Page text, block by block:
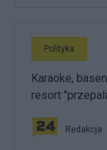
Polityka
Karaoke,
resort
Redakcja